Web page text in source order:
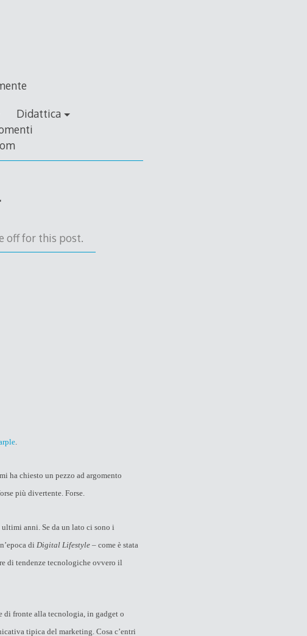
Didattica
off for this post.
.
ha chiesto un pezzo ad argomento
più divertente. Forse.
anni. Se da un lato ci sono i
di Digital Lifestyle– come è stata
di tendenze tecnologiche ovvero il
di fronte alla tecnologia, in gadget o
tipica del marketing. Cosa c’entri